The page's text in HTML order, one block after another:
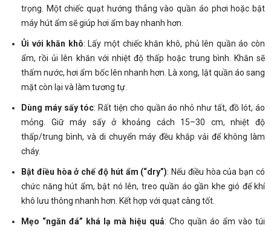
trọng. Một chiếc quạt hướng thẳng vào quần áo phơi hoặc bật
máy hút ẩm sẽ giúp hơi ẩm bay nhanh hơn.
Ủi với khăn khô: Lấy một chiếc khăn khô, phủ lên quần áo còn
ẩm, rồi ủi lên khăn với nhiệt độ thấp hoặc trung bình. Khăn sẽ
thấm nước, hơi ẩm bốc lên nhanh hơn. Là xong, lật quần áo sang
mặt còn lại và làm tương tự.
Dùng máy sấy tóc: Rất tiện cho quần áo nhỏ như tất, đồ lót, áo
mỏng. Giữ máy sấy ở khoảng cách 15–30 cm, nhiệt độ
thấp/trung bình, và di chuyển máy đều khắp vải để không làm
cháy.
Bật điều hòa ở chế độ hút ẩm (“dry”): Nếu điều hòa của bạn có
chức năng hút ẩm, bật nó lên, treo quần áo gần khe gió để khí
khô lưu thông nhanh hơn. Kết hợp với quạt càng tốt.
Mẹo “ngăn đá” khá lạ mà hiệu quả: Cho quần áo ẩm vào túi